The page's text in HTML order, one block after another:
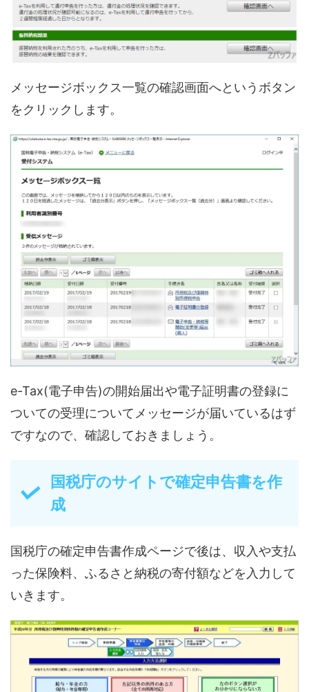
メッセージボックス一覧の確認画面へというボタン
をクリックします。
e-Tax(電子申告)の開始届出や電子証明書の登録に
ついての受理についてメッセージが届いているはず
ですなので、確認しておきましょう。
国税庁のサイトで確定申告書を作
成
国税庁の確定申告書作成ページで後は、収入や支払
った保険料、ふるさと納税の寄付額などを入力して
いきます。